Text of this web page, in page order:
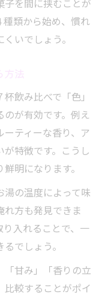
子を間に挟むことが
種類から始め、慣れ
いでしょう。
飲み比べで「色」
のが有効です。例え
ティーな香り、ア
特徴です。こうし
明になります。
湯の温度によって味
れ方も発見できま
入れることで、一
でしょう。
甘み」「香りの立
比較することがポイ